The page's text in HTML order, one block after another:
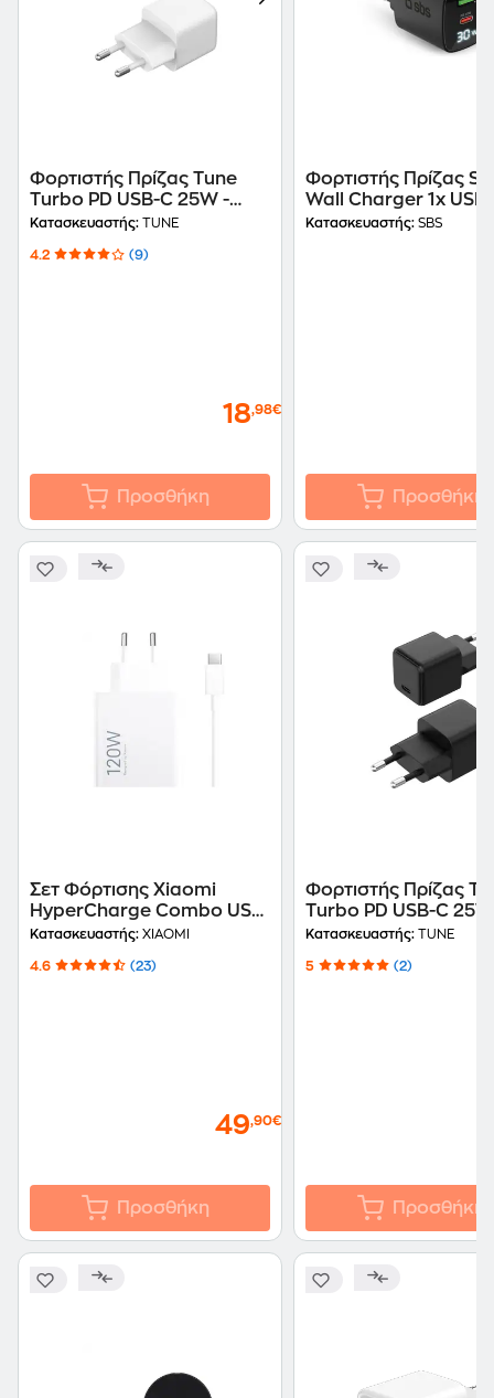
Φορτιστής Πρίζας Tune
Turbo PD USB-C 25W -
White
Κατασκευαστής: TUNE
4.2 (9)
18,98€
Προσθήκη
Φορτιστής Πρίζας
Wall Charger 1x
USB-A 30W - Black
Κατασκευαστής: SBS
Προσθήκη
Σετ Φόρτισης Xiaomi
HyperCharge Combo USB-
C με Καλώδιο - Λευκό
Κατασκευαστής: XIAOMI
4.6 (23)
49,90€
Προσθήκη
Φορτιστής Πρίζας
Turbo PD USB-C
Black
Κατασκευαστής: TUNE
5 (2)
Προσθήκη